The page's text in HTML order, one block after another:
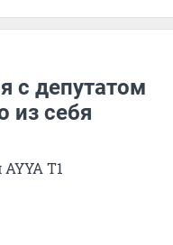
с депутатом
из себя
T1